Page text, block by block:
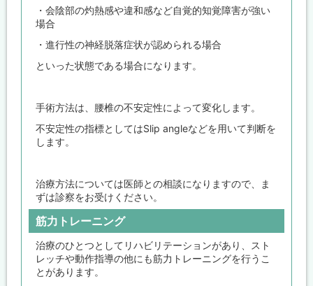
・会陰部の灼熱感や違和感など自覚的知覚障害が強い
場合
・進行性の神経脱落症状が認められる場合
といった状態である場合になります。
手術方法は、腰椎の不安定性によって変化します。
不安定性の指標としてはSlip angleなどを用いて判断を
します。
治療方法については医師との相談になりますので、ま
ずは診察をお受けください。
筋力トレーニング
治療のひとつとしてリハビリテーションがあり、スト
レッチや動作指導の他にも筋力トレーニングを行うこ
とがあります。